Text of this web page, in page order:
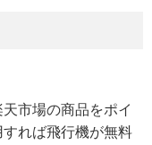
市場の商品をポイ
れば飛行機が無料